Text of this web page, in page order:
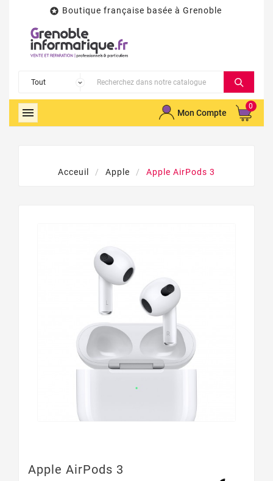
 Boutique française basée à Grenoble
 Mon Compte
0
Acceuil Apple Apple AirPods 3
Apple AirPods 3